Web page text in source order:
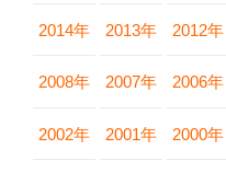
2014年 2013年 2012年
2008年 2007年 2006年
2002年 2001年 2000年